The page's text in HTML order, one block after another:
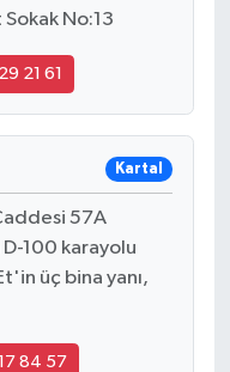
No:13
21 61
Kartal
57A
100 karayolu
üç bina yanı,
84 57